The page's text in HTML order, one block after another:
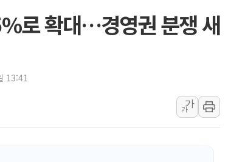
[속보] 민주, 인천 경선 결과
[속보] 민주, 제주 경선 결과
폐기물 수거하다 참변…60
서울 중랑구 주택가서 흉기
로 확대…경영권 분쟁 새
13:41
가
가